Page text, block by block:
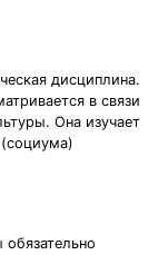
дисциплина.
в связи
Она изучает
(социума)
обязательно